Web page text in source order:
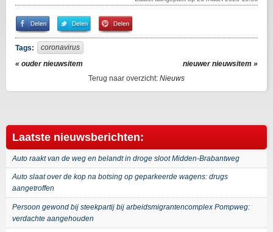
Share
on
Facebook
Share
on
Twitter
Pin
It!
Tags:
coronavirus
« ouder nieuwsitem
nieuwer nieuwsitem »
Terug naar overzicht: Nieuws
Laatste nieuwsberichten:
Auto raakt van de weg en belandt in droge sloot Midden-Brabantweg
Auto slaat over de kop na botsing op geparkeerde wagens: drugs
aangetroffen
Persoon gewond bij steekpartij bij arbeidsmigrantencomplex Pompweg:
verdachte aangehouden